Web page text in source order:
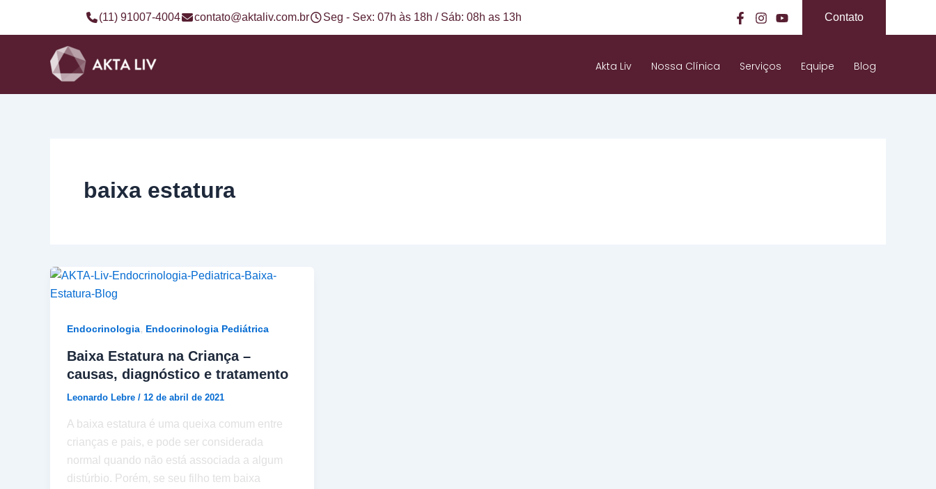
(11) 91007-4004 contato@aktaliv.com.br Seg - Sex: 07h às 18h / Sáb: 08h as 13h Contato
Akta Liv Nossa Clínica Serviços Equipe Blog
baixa estatura
Endocrinologia, Endocrinologia Pediátrica
Baixa Estatura na Criança –
causas, diagnóstico e tratamento
Leonardo Lebre / 12 de abril de 2021
A baixa estatura é uma queixa comum entre
crianças e pais, e pode ser considerada
normal quando não está associada a algum
distúrbio. Porém, se seu filho tem baixa